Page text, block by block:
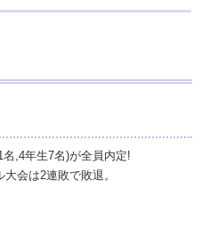
,4年生7名)が全員内定!
会は2連敗で敗退。